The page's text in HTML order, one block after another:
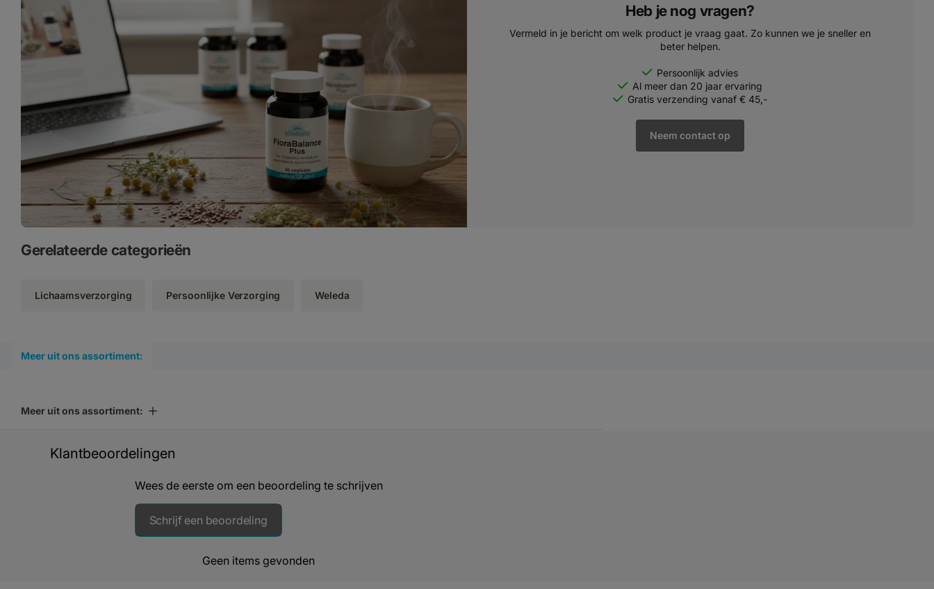
Heb je nog vragen?
Vermeld in je bericht om welk product je vraag gaat. Zo kunnen we je sneller en
beter helpen.
Persoonlijk advies
Al meer dan 20 jaar ervaring
Gratis verzending vanaf € 45,-
Neem contact op
Gerelateerde categorieën
Lichaamsverzorging Persoonlijke Verzorging Weleda
Meer uit ons assortiment:
Meer uit ons assortiment:
Klantbeoordelingen
Wees de eerste om een beoordeling te schrijven
Schrijf een beoordeling
Geen items gevonden